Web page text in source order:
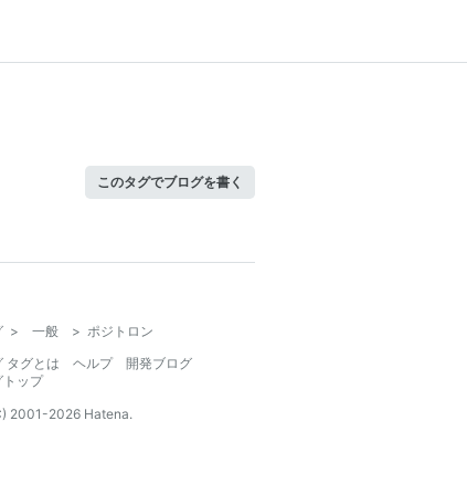
このタグでブログを書く
> 一般 > ポジトロン
タグとは
ヘルプ
開発ブログ
トップ
2001-2026 Hatena.